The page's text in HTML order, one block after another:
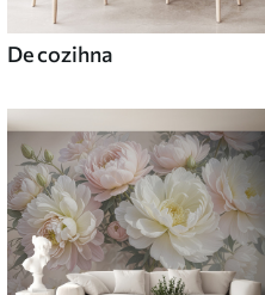
De cozihna